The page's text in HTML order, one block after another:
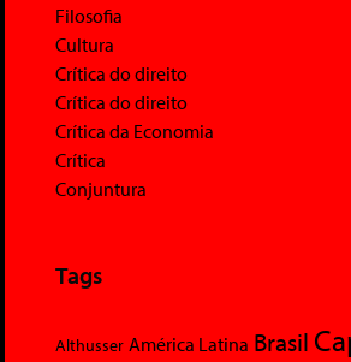
Filosofia
Cultura
Crítica do direito
Crítica do direito
Crítica da Economia
Crítica
Conjuntura
Tags
Althusser América Latina Brasil